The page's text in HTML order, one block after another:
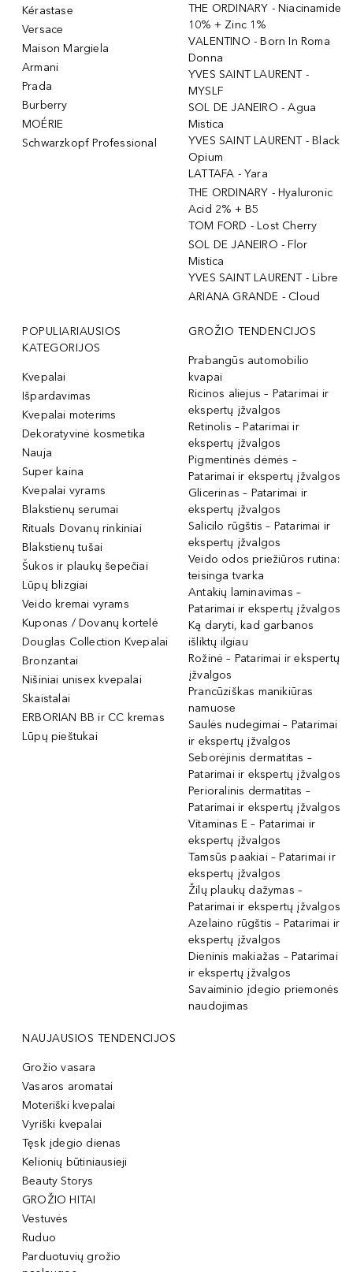
Kérastase
Versace
Maison Margiela
Armani
Prada
Burberry
MOÉRIE
Schwarzkopf Professional
THE ORDINARY - Niacinamide
10% + Zinc 1%
VALENTINO - Born In Roma
Donna
YVES SAINT LAURENT -
MYSLF
SOL DE JANEIRO - Agua
Mistica
YVES SAINT LAURENT - Black
Opium
LATTAFA - Yara
THE ORDINARY - Hyaluronic
Acid 2% + B5
TOM FORD - Lost Cherry
SOL DE JANEIRO - Flor
Mistica
YVES SAINT LAURENT - Libre
ARIANA GRANDE - Cloud
POPULIARIAUSIOS
KATEGORIJOS
Kvepalai
Išpardavimas
Kvepalai moterims
Dekoratyvinė kosmetika
Nauja
Super kaina
Kvepalai vyrams
Blakstienų serumai
Rituals Dovanų rinkiniai
Blakstienų tušai
Šukos ir plaukų šepečiai
Lūpų blizgiai
Veido kremai vyrams
Kuponas / Dovanų kortelė
Douglas Collection Kvepalai
Bronzantai
Nišiniai unisex kvepalai
Skaistalai
ERBORIAN BB ir CC kremas
Lūpų pieštukai
GROŽIO TENDENCIJOS
Prabangūs automobilio
kvapai
Ricinos aliejus – Patarimai ir
ekspertų įžvalgos
Retinolis – Patarimai ir
ekspertų įžvalgos
Pigmentinės dėmės –
Patarimai ir ekspertų įžvalgos
Glicerinas – Patarimai ir
ekspertų įžvalgos
Salicilo rūgštis – Patarimai ir
ekspertų įžvalgos
Veido odos priežiūros rutina:
teisinga tvarka
Antakių laminavimas –
Patarimai ir ekspertų įžvalgos
Ką daryti, kad garbanos
išliktų ilgiau
Rožinė – Patarimai ir ekspertų
įžvalgos
Prancūziškas manikiūras
namuose
Saulės nudegimai – Patarimai
ir ekspertų įžvalgos
Seborėjinis dermatitas –
Patarimai ir ekspertų įžvalgos
Perioralinis dermatitas –
Patarimai ir ekspertų įžvalgos
Vitaminas E – Patarimai ir
ekspertų įžvalgos
Tamsūs paakiai – Patarimai ir
ekspertų įžvalgos
Žilų plaukų dažymas –
Patarimai ir ekspertų įžvalgos
Azelaino rūgštis – Patarimai ir
ekspertų įžvalgos
Dieninis makiažas – Patarimai
ir ekspertų įžvalgos
Savaiminio įdegio priemonės
naudojimas
NAUJAUSIOS TENDENCIJOS
Grožio vasara
Vasaros aromatai
Moteriški kvepalai
Vyriški kvepalai
Tęsk įdegio dienas
Kelionių būtiniausieji
Beauty Storys
GROŽIO HITAI
Vestuvės
Ruduo
Parduotuvių grožio